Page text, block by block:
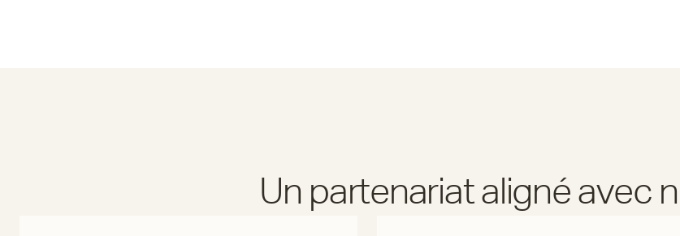
Un partenariat aligné avec